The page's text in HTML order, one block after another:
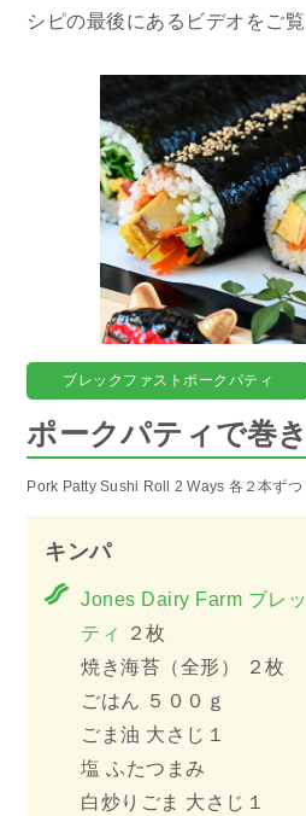
シピの最後にあるビデオをご覧
ブレックファストポークパティ
ポークパティで巻
Pork Patty Sushi Roll 2 Ways 各２本ずつ
キンパ
Jones Dairy Farm ブレ
ティ
２枚
焼き海苔（全形） ２枚
ごはん ５００ｇ
ごま油 大さじ１
塩 ふたつまみ
白炒りごま 大さじ１